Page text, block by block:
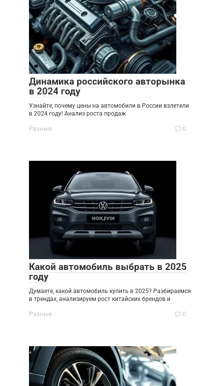
Динамика российского авторынка
в 2024 году
Узнайте, почему цены на автомобили в России взлетели
в 2024 году! Анализ роста продаж
Разные 0
Какой автомобиль выбрать в 2025
году
Думаете, какой автомобиль купить в 2025? Разбираемся
в трендах, анализируем рост китайских брендов и
Разные 0